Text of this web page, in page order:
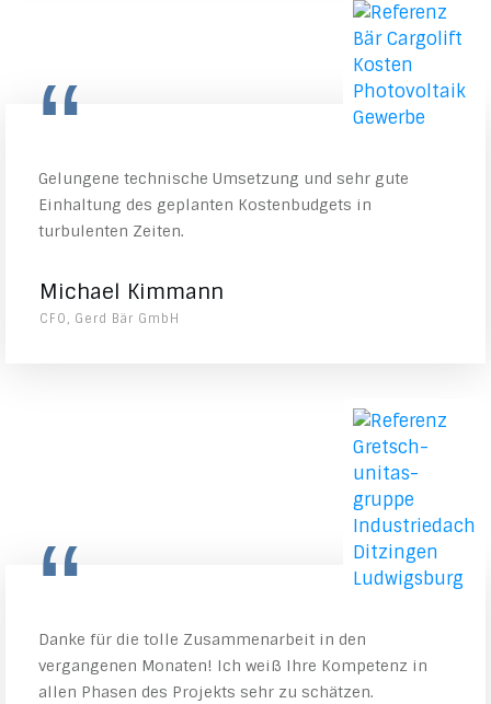
“
Gelungene technische Umsetzung und sehr gute
Einhaltung des geplanten Kostenbudgets in
turbulenten Zeiten.
Michael Kimmann
CFO, Gerd Bär GmbH
“
Danke für die tolle Zusammenarbeit in den
vergangenen Monaten! Ich weiß Ihre Kompetenz in
allen Phasen des Projekts sehr zu schätzen.